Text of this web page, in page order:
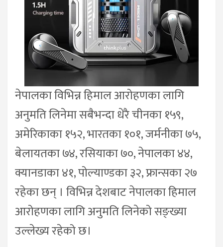
नेपालका विभिन्न हिमाल आरोहणका लागि
अनुमति लिनेमा सबैभन्दा धेरै चीनका १५९,
अमेरिकाका १५२, भारतका १०१, जर्मनीका ७५,
बेलायतका ७४, रसियाका ७०, नेपालका ४४,
क्यानडाका ४१, पोल्याण्डका ३२, फ्रान्सका २७
रहेका छन् । विभिन्न देशबाट नेपालका हिमाल
आरोहणका लागि अनुमति लिनेको सङ्ख्या
उल्लेख्य रहेको छ।